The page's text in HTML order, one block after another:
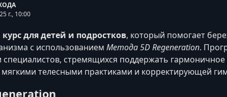
г., 10:00
для детей и подростков, который помогает
с использованием Метода 5D Regeneration.
специалистов, стремящихся поддержать
мягкими телесными практиками и корректирующей